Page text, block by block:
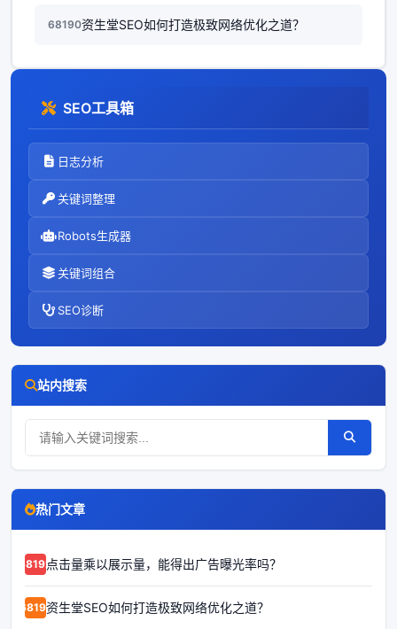
68190资生堂SEO如何打造极致网络优化之道？
SEO工具箱
日志分析
关键词整理
Robots生成器
关键词组合
SEO诊断
站内搜索
热门文章
68192点击量乘以展示量，能得出广告曝光率吗？
68191资生堂SEO如何打造极致网络优化之道？